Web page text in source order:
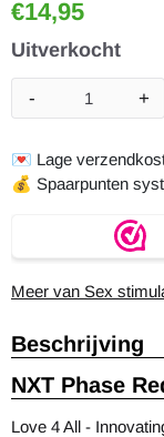
€14,95
Uitverkocht
+
-
💌 Lage
💰 Spaarpunten
Meer van Sex
Beschrijving
NXT Phase
Love 4 All -